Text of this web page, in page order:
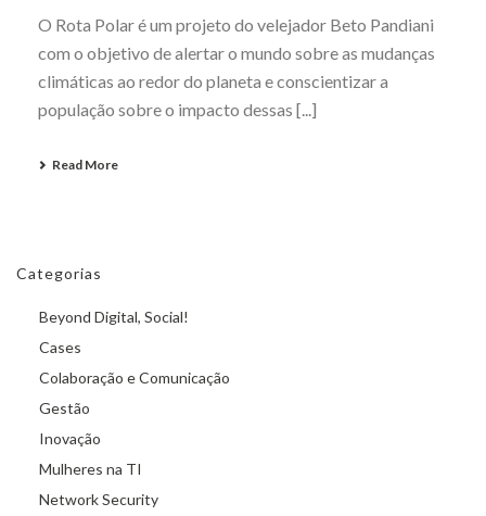
O Rota Polar é um projeto do velejador Beto Pandiani
com o objetivo de alertar o mundo sobre as mudanças
climáticas ao redor do planeta e conscientizar a
população sobre o impacto dessas [...]
Read More
Categorias
Beyond Digital, Social!
Cases
Colaboração e Comunicação
Gestão
Inovação
Mulheres na TI
Network Security